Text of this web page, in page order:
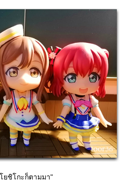
ยชิโกะก็ตามมา"